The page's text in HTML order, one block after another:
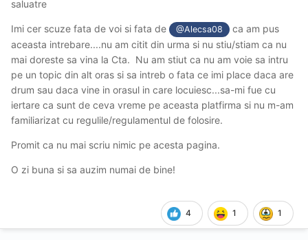
saluatre
Imi cer scuze fata de voi si fata de @Alecsa08
ca am pus
aceasta intrebare....nu am citit din urma si nu stiu/stiam ca nu
mai doreste sa vina la Cta. Nu am stiut ca nu am voie sa intru
pe un topic din alt oras si sa intreb o fata ce imi place daca are
drum sau daca vine in orasul in care locuiesc...sa-mi fue cu
iertare ca sunt de ceva vreme pe aceasta platfirma si nu m-am
familiarizat cu regulile/regulamentul de folosire.
Promit ca nu mai scriu nimic pe acesta pagina.
O zi buna si sa auzim numai de bine!
4 1 1